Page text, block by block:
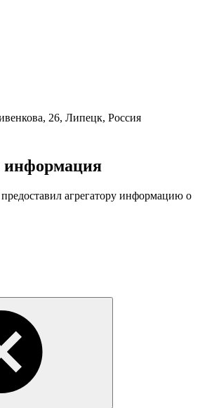
26, Липецк, Россия
агрегатору информацию о